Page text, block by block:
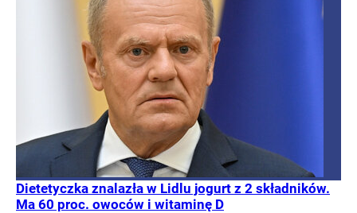
Dietetyczka znalazła w Lidlu jogurt z 2 składników.
Ma 60 proc. owoców i witaminę D